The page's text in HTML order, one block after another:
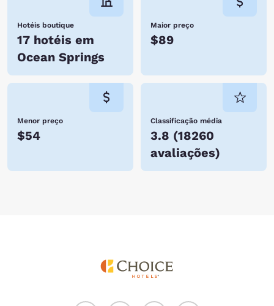
Hotéis boutique
17 hotéis em
Ocean Springs
Maior preço
$89
Menor preço
$54
Classificação média
3.8 (18260
avaliações)